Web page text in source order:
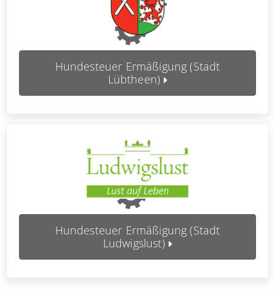
Hundesteuer Ermäßigung (Stadt
Lübtheen)
Hundesteuer Ermäßigung (Stadt
Ludwigslust)